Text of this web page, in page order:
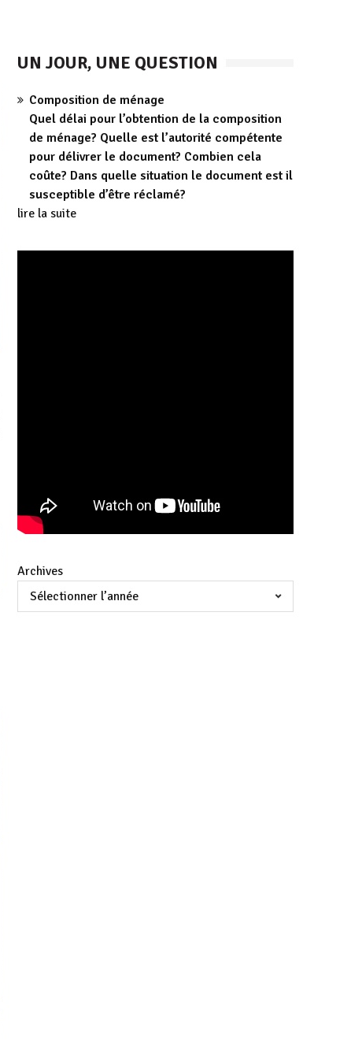
UN JOUR, UNE QUESTION
Composition de ménage
Quel délai pour l’obtention de la composition
de ménage? Quelle est l’autorité compétente
pour délivrer le document? Combien cela
coûte? Dans quelle situation le document est il
susceptible d’être réclamé?
lire la suite
Archives